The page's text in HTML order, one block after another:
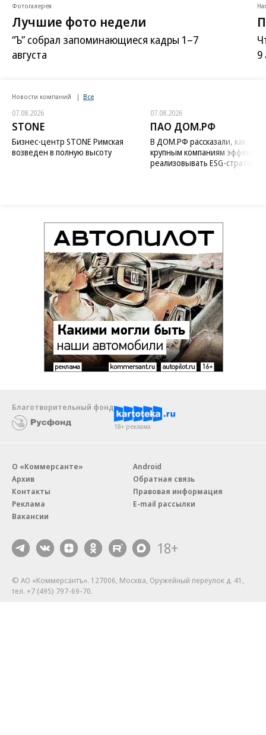
Фотогалерея
Лучшие фото недели
“Ъ” собрал запоминающиеся кадры 1–7
августа
9
Новости компаний Все
07.08.2026
STONE
Бизнес-центр STONE Римская
возведен в полную высоту
07.08.2026
ПАО ДОМ.РФ
В ДОМ.РФ рассказали, как
крупным компаниям
реализовывать ESG-стратегию
Благотворительный фонд
18+ реклама
О «Коммерсанте»
Архив
Контакты
Реклама
Вакансии
Android
Обратная связь
Правовая информация
E-mail рассылки
18+
© АО «Коммерсантъ». 127006, Москва, Оружейный переулок д. 41,
тел. +7 (495) 797-69-70.